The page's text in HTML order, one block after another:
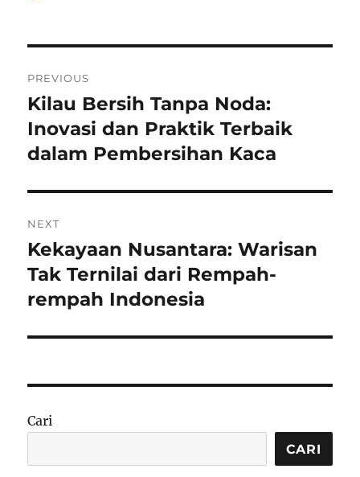
pos
PREVIOUS
Previous
post:
Kilau Bersih Tanpa Noda:
Inovasi dan Praktik Terbaik
dalam Pembersihan Kaca
NEXT
Next
post:
Kekayaan Nusantara: Warisan
Tak Ternilai dari Rempah-
rempah Indonesia
Cari
CARI